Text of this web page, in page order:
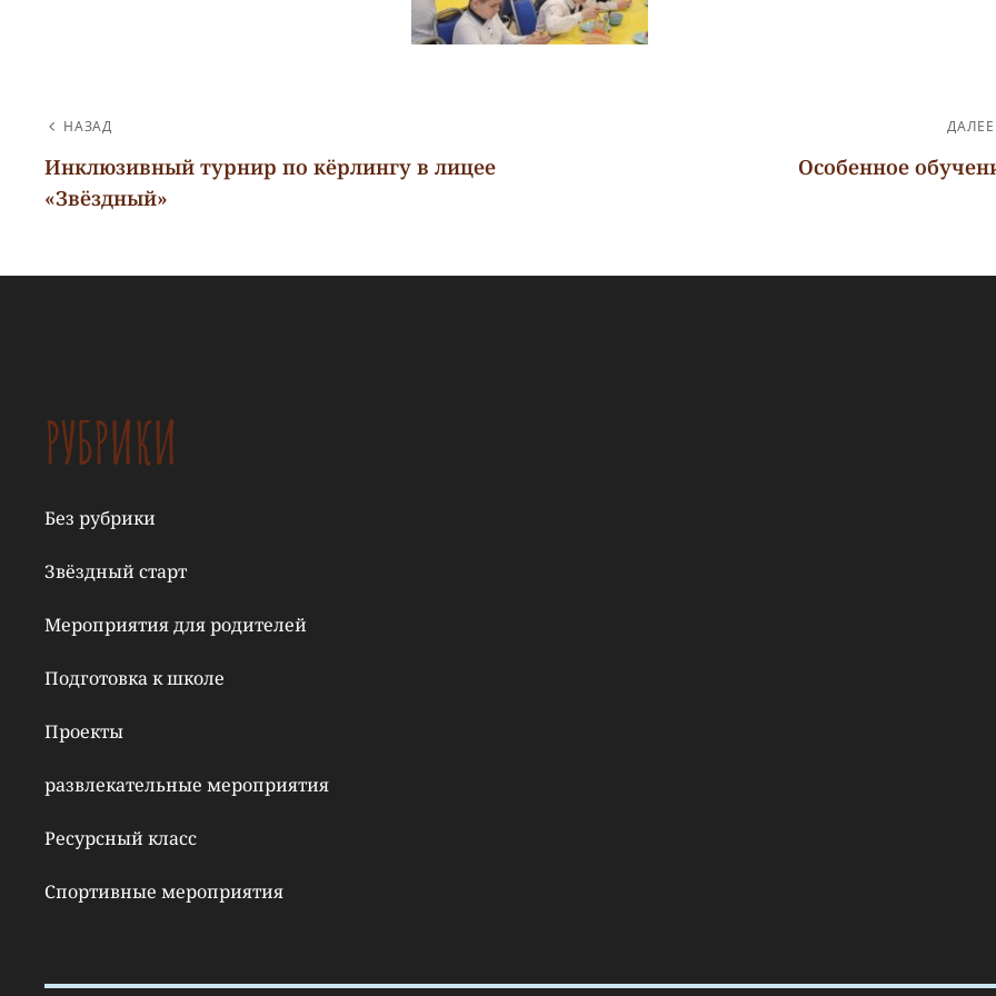
НАВИГАЦИЯ
ПО
НАЗАД
Инклюзивный турнир по кёрлингу в лицее
«Звёздный»
ДАЛЕЕ
Особенное
РУБРИКИ
Без рубрики
Звёздный старт
Мероприятия для родителей
Подготовка к школе
Проекты
развлекательные мероприятия
Ресурсный класс
Спортивные мероприятия